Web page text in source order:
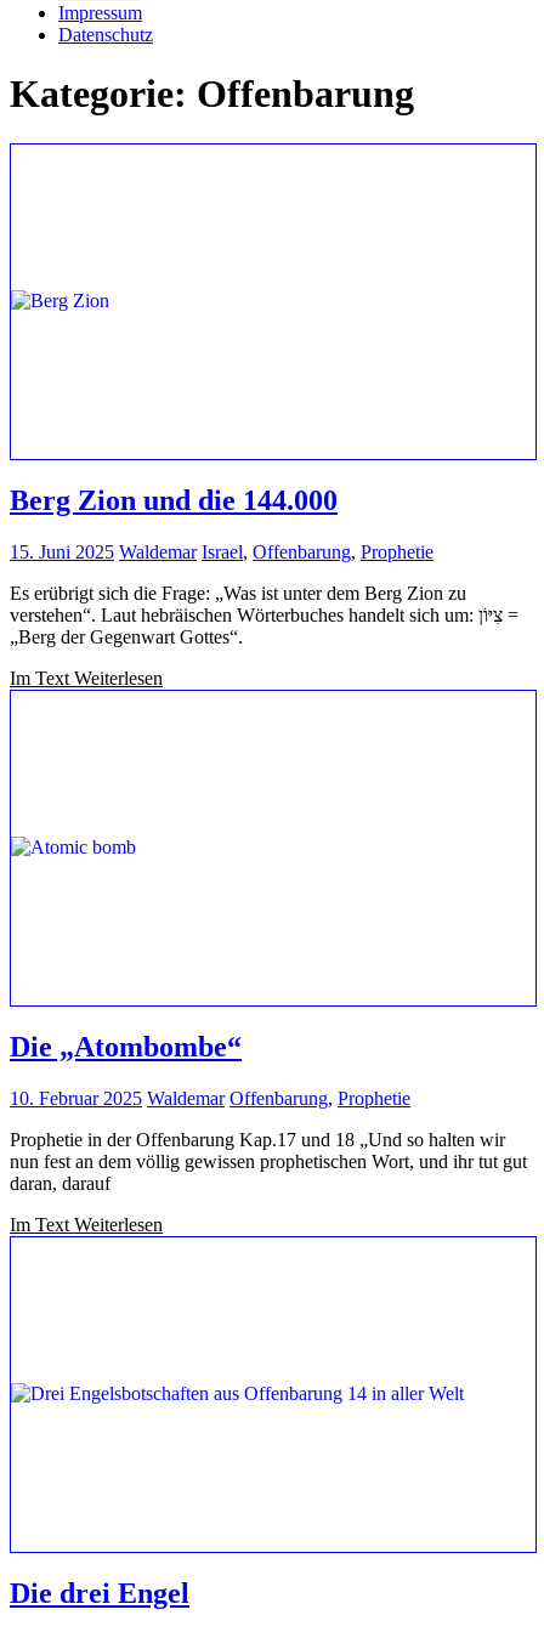
Impressum
Datenschutz
Kategorie: Offenbarung
Berg Zion und die 144.000
15. Juni 2025 Waldemar Israel, Offenbarung, Prophetie
Es erübrigt sich die Frage: „Was ist unter dem Berg Zion zu
verstehen“. Laut hebräischen Wörterbuches handelt sich um: צִיּוֹן =
„Berg der Gegenwart Gottes“.
Im Text Weiterlesen
Die „Atombombe“
10. Februar 2025 Waldemar Offenbarung, Prophetie
Prophetie in der Offenbarung Kap.17 und 18 „Und so halten wir
nun fest an dem völlig gewissen prophetischen Wort, und ihr tut gut
daran, darauf
Im Text Weiterlesen
Die drei Engel